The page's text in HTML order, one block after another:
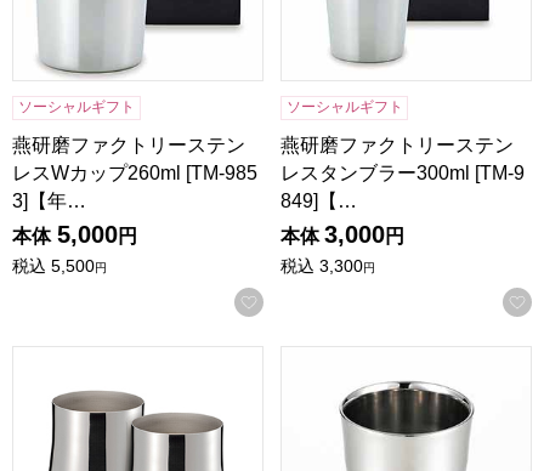
ソーシャルギフト
燕研磨ファクトリーステン
レスWカップ260ml [TM-985
3]【年…
本体 5,000円
税込 5,500円
お気に入りに登録する
ソーシャルギフト
燕研磨ファクトリーステン
レスタンブラー300ml [TM-9
849]【…
本体 3,000円
税込 3,300円